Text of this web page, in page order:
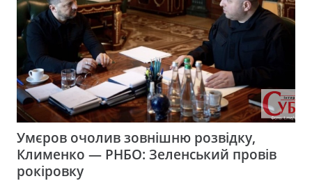
Умєров очолив зовнішню розвідку,
Клименко — РНБО: Зеленський провів
рокіровку